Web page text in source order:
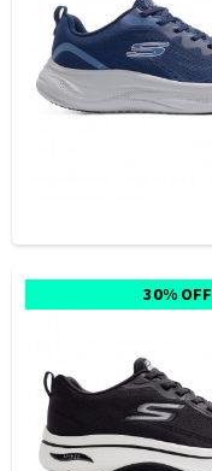
30% OFF